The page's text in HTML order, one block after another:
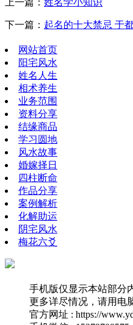
上一篇： 姓名学小知识
下一篇： 起名的十大禁忌 于
网站首页
阳宅风水
姓名人生
相术养生
业务范围
资料分享
结缘商品
学习圆地
风水故事
婚嫁择日
四柱断命
作品分享
案例解析
化解助运
阴宅风水
梅花六爻
手机版仅显示本站部分
更多详尽情况，请用电
官方网址 : https://